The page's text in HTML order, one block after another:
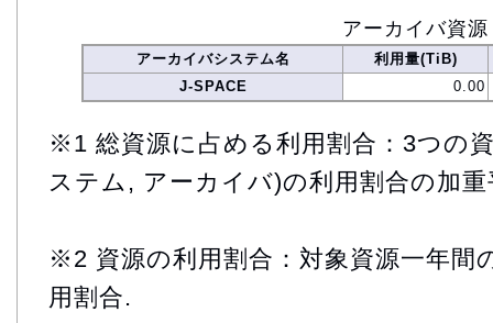
アーカイバ資源
アーカイバシステム名
利用量(TiB)
J-SPACE
0.00
※1 総資源に占める利用割合：3つの
ステム, アーカイバ)の利用割合の加重
※2 資源の利用割合：対象資源一年間
用割合.